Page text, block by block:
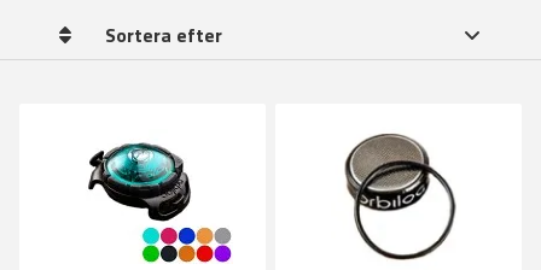
Sortera efter